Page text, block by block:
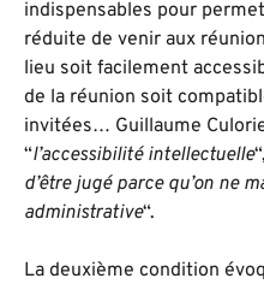
indispensables pour
réduite de venir aux
lieu soit facilement
de la réunion soit
invitées… Guillaume
“l’accessibilité intellectuelle
d’être jugé parce qu’on ne
administrative“.
La deuxième condition